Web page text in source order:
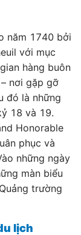
năm 1740 bởi
với mục
hàng buôn
nơi gặp gỡ
đó là những
18 và 19.
Honorable
phục và
những ngày
màn biểu
trường
lịch